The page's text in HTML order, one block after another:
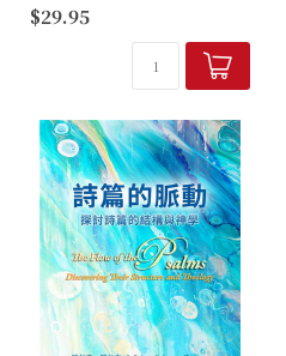
受人作為受造之物的限制，以
及承認上帝的主權，才能夠在
「人必有一死」的前提下，仍
然敬畏不可知的上帝，並且得
$29.95